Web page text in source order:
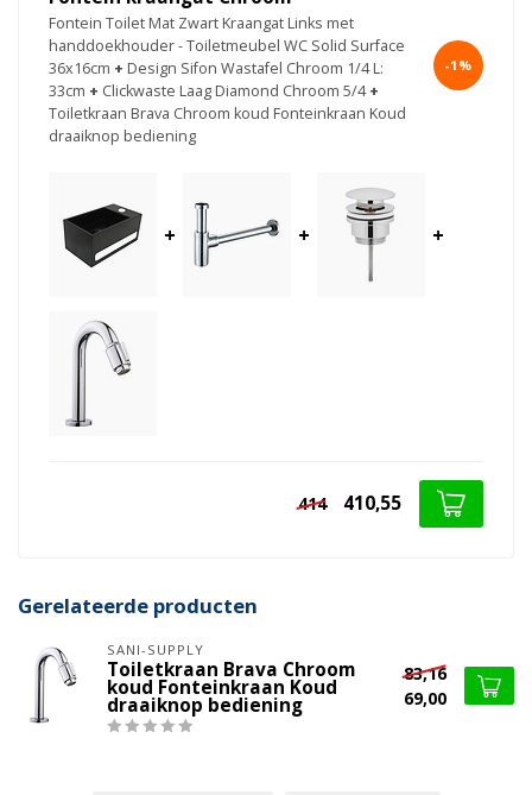
Fontein Toilet Mat Zwart Kraangat Links met
handdoekhouder - Toiletmeubel WC Solid Surface
36x16cm + Design Sifon Wastafel Chroom 1/4 L:
33cm + Clickwaste Laag Diamond Chroom 5/4 +
Toiletkraan Brava Chroom koud Fonteinkraan Koud
draaiknop bediening
-1%
+ + +
414 410,55
Gerelateerde producten
SANI-SUPPLY
Toiletkraan Brava Chroom
koud Fonteinkraan Koud
draaiknop bediening
83,16
69,00